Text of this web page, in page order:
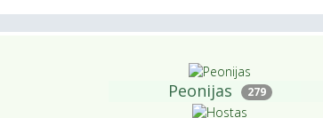
Peonijas 279